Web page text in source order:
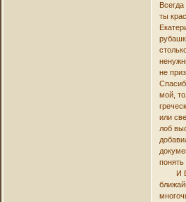
ты
не
мой,
или
лоб
понять
И